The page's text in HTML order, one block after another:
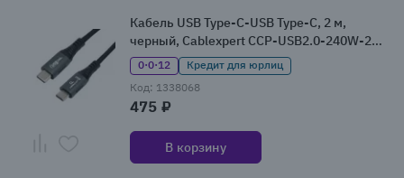
Кабель USB Type-C-USB Type-C, 2 м,
черный, Cablexpert CCP-USB2.0-240W-2M
(CCP-USB2.0-240W-2M)
0·0·12
Кредит для юрлиц
Код: 1338068
475 ₽
В корзину